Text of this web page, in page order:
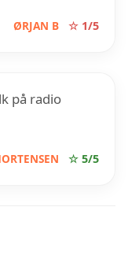
ØRJAN B ☆ 1/5
på radio
☆ 5/5